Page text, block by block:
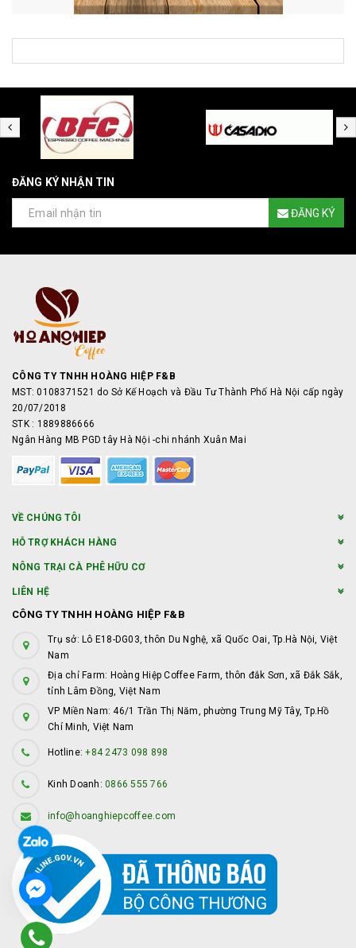
ĐĂNG KÝ NHẬN TIN
ĐĂNG KÝ
CÔNG TY TNHH HOÀNG HIỆP F&B
MST: 0108371521 do Sở Kế Hoạch và Đầu Tư Thành Phố Hà Nội cấp ngày
20/07/2018
STK : 1889886666
Ngân Hàng MB PGD tây Hà Nội -chi nhánh Xuân Mai
VỀ CHÚNG TÔI
HỖ TRỢ KHÁCH HÀNG
NÔNG TRẠI CÀ PHÊ HỮU CƠ
LIÊN HỆ
CÔNG TY TNHH HOÀNG HIỆP F&B
Trụ sở: Lô E18-DG03, thôn Du Nghệ, xã Quốc Oai, Tp.Hà Nội, Việt
Nam
Địa chỉ Farm: Hoàng Hiệp Coffee Farm, thôn đắk Sơn, xã Đắk Sắk,
tỉnh Lâm Đồng, Việt Nam
VP Miền Nam: 46/1 Trần Thị Năm, phường Trung Mỹ Tây, Tp.Hồ
Chí Minh, Việt Nam
Hotline:+84 2473 098 898
Kinh Doanh: 0866 555 766
info@hoanghiepcoffee.com